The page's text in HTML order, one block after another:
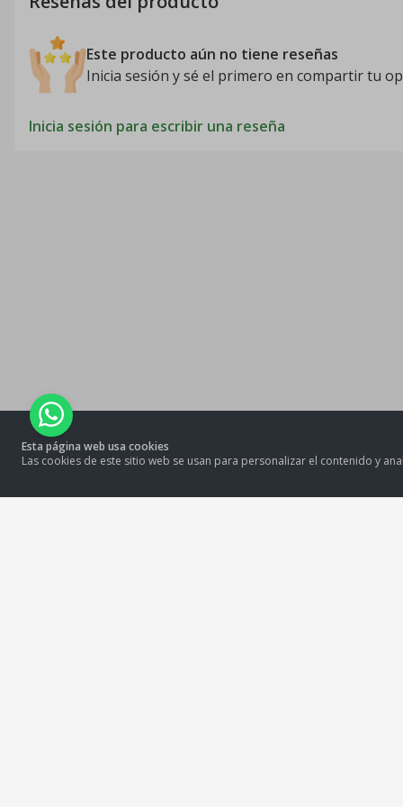
Este producto aún no tiene reseñas
Inicia sesión y sé el primero en compartir tu
Inicia sesión para escribir una reseña
Esta página web usa cookies
Las cookies de este sitio web se usan para personalizar el contenido y